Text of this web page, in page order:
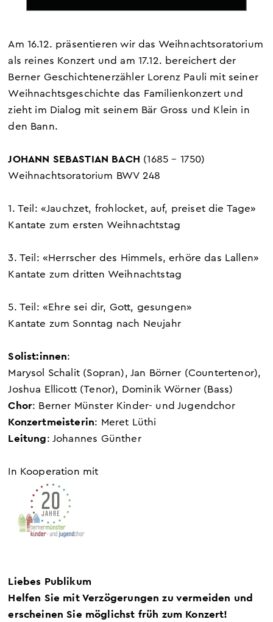
Am 16.12. präsentieren wir das Weihnachtsoratorium
als reines Konzert und am 17.12. bereichert der
Berner Geschichtenerzähler Lorenz Pauli mit seiner
Weihnachtsgeschichte das Familienkonzert und
zieht im Dialog mit seinem Bär Gross und Klein in
den Bann.
JOHANN SEBASTIAN BACH (1685 – 1750)
Weihnachtsoratorium BWV 248
1. Teil: «Jauchzet, frohlocket, auf, preiset die Tage»
Kantate zum ersten Weihnachtstag
3. Teil: «Herrscher des Himmels, erhöre das Lallen»
Kantate zum dritten Weihnachtstag
5. Teil: «Ehre sei dir, Gott, gesungen»
Kantate zum Sonntag nach Neujahr
Solist:innen:
Marysol Schalit (Sopran), Jan Börner (Countertenor),
Joshua Ellicott (Tenor), Dominik Wörner (Bass)
Chor: Berner Münster Kinder- und Jugendchor
Konzertmeisterin: Meret Lüthi
Leitung: Johannes Günther
In Kooperation mit
Liebes Publikum
Helfen Sie mit Verzögerungen zu vermeiden und
erscheinen Sie möglichst früh zum Konzert!